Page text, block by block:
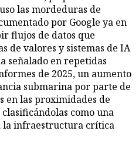
las mordeduras de
por Google ya en
flujos de datos que
de valores y sistemas de IA
señalado en repetidas
de 2025, un aumento
submarina por parte de
las proximidades de
como una
la infraestructura crítica